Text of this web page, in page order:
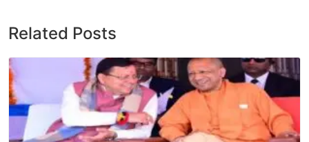
Related Posts